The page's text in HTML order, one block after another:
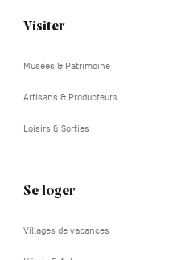
Navigation
Visiter
Musées & Patrimoine
Artisans & Producteurs
Loisirs & Sorties
Se loger
Villages de vacances